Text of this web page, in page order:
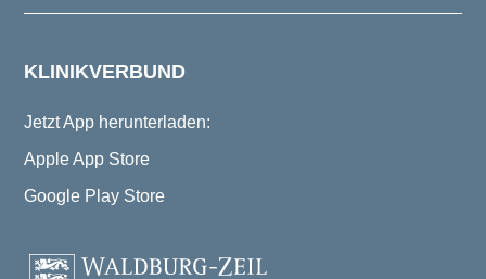
KLINIKVERBUND
Jetzt App herunterladen:
Apple App Store
Google Play Store